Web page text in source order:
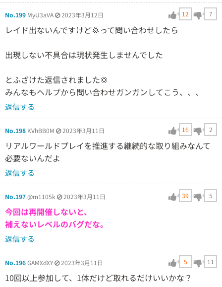
No.199 MyU3aVA 2023年3月12日 12 7
レイド出ないんですけど💢って問い合わせしたら
出現しない不具合は現状発生しませんでした
とふざけた返信されました💢
みんなもヘルプから問い合わせガンガンしてこう、、、
返信する
No.198 KVhBB0M 2023年3月11日 16 2
リアルワールドプレイを推進する継続的な取り組みなんて
必要ないんだよ
返信する
No.197@m1105k 2023年3月11日 39 5
今回は再開催しないと、
補えないレベルのバグだな。
返信する
No.196GAMXdXY 2023年3月11日 5 11
10回以上参加して、1体だけど取れるだけいいかな？